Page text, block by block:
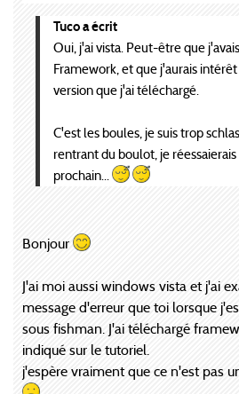
Tuco a écrit
Oui, j'ai vista. Peut-être que
Framework, et que j'aurais
version que j'ai téléchargé.
C'est les boules, je suis trop
rentrant du boulot, je
prochain...
Bonjour
J'ai moi aussi windows vista et j'ai
message d'erreur que toi lorsque
sous fishman. J'ai téléchargé
indiqué sur le tutoriel.
j'espère vraiment que ce n'est pas